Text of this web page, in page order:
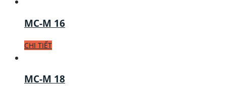
MC-M 16
CHI TIẾT
MC-M 18